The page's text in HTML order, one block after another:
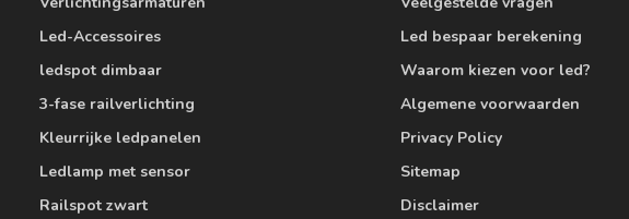
Led-Accessoires
ledspot dimbaar
3-fase railverlichting
Kleurrijke ledpanelen
Ledlamp met sensor
Railspot zwart
Led bespaar berekening
Waarom kiezen voor led?
Algemene voorwaarden
Privacy Policy
Sitemap
Disclaimer